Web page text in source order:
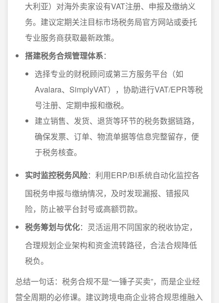
大利亚）对海外卖家设有VAT注册、申报及缴纳义
务。建议定期关注目标市场税务局官方网站或委托
专业服务商获取最新政策。
搭建税务合规管理体系：
选择专业的财税顾问或第三方服务平台（如
Avalara、SimplyVAT），协助进行VAT/EPR等税
号注册、定期申报和缴税。
建立销售、发货、退货等环节的税务数据链路，
确保发票、订单、物流单据等信息完整留存，便
于税务核查。
实时监控税务风险：利用ERP/BI系统自动化监控各
国税务申报与缴纳情况，及时发现漏报、错报风
险，防止被平台封号或高额罚款。
税务筹划与优化：灵活运用不同国家的税收协定，
合理规划企业架构和资金流转路径，合法合规降低
税负。
总结一句话：税务合规不是“一锤子买卖”，而是企业经
营全周期的必修课。建议跨境电商企业将合规思维融入